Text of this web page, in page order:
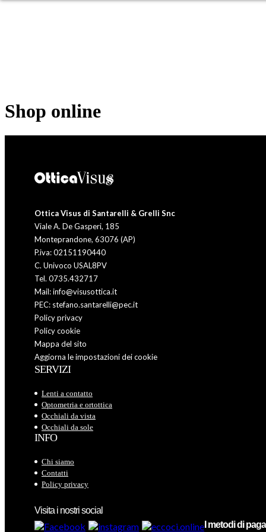
Shop online
Ottica Visus di Santarelli & Grelli Snc
Viale A. De Gasperi, 185
Monteprandone, 63076 (AP)
P.iva: 02151190440
C. Univoco USAL8PV
Tel. 0735.432717
Mail: info@visusottica.it
PEC: stefano.santarelli@pec.it
Policy privacy
Policy cookie
Mappa del sito
Aggiorna le impostazioni dei cookie
SERVIZI
Lenti a contatto
Optometria e ortottica
Occhiali da vista
Occhiali da sole
INFO
Chi siamo
Contatti
Policy privacy
Visita i nostri social
I metodi di